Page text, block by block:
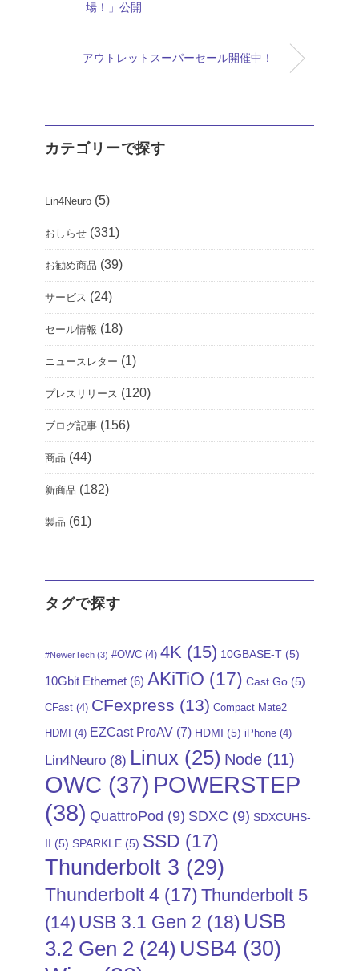
場！」公開
アウトレットスーパーセール開催中！
カテゴリーで探す
Lin4Neuro (5)
おしらせ (331)
お勧め商品 (39)
サービス (24)
セール情報 (18)
ニュースレター (1)
プレスリリース (120)
ブログ記事 (156)
商品 (44)
新商品 (182)
製品 (61)
タグで探す
#NewerTech (3) #OWC (4) 4K (15) 10GBASE-T (5)
10Gbit Ethernet (6) AKiTiO (17) Cast Go (5)
CFast (4) CFexpress (13) Compact Mate2
HDMI (4) EZCast ProAV (7) HDMI (5) iPhone (4)
Lin4Neuro (8) Linux (25) Node (11)
OWC (37) POWERSTEP
(38) QuattroPod (9) SDXC (9) SDXCUHS-
II (5) SPARKLE (5) SSD (17)
Thunderbolt 3 (29)
Thunderbolt 4 (17) Thunderbolt 5
(14) USB 3.1 Gen 2 (18) USB
3.2 Gen 2 (24) USB4 (30)